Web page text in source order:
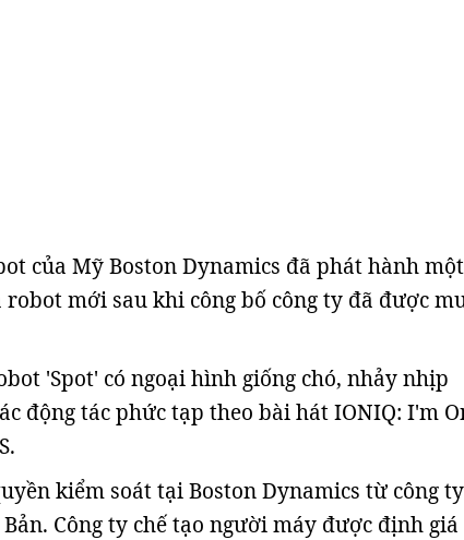
của Mỹ Boston Dynamics đã phát hành một
mới sau khi công bố công ty đã được
'Spot' có ngoại hình giống chó, nhảy nhịp
động tác phức tạp theo bài hát IONIQ: I'm
kiểm soát tại Boston Dynamics từ công ty
Công ty chế tạo người máy được định giá